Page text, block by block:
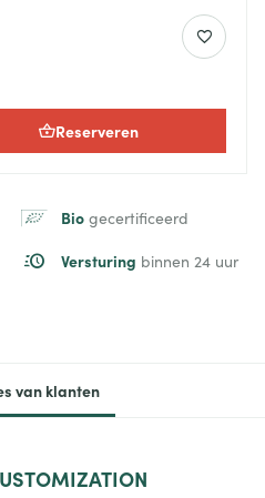
Reserveren
Bio gecertificeerd
Versturing binnen 24 uur
van klanten